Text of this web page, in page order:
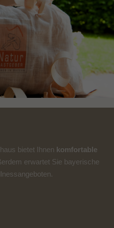
bietet Ihnen komfortable
erwartet Sie bayerische
.